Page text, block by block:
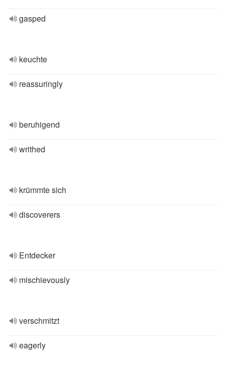
gasped
keuchte
reassuringly
beruhigend
writhed
krümmte sich
discoverers
Entdecker
mischievously
verschmitzt
eagerly